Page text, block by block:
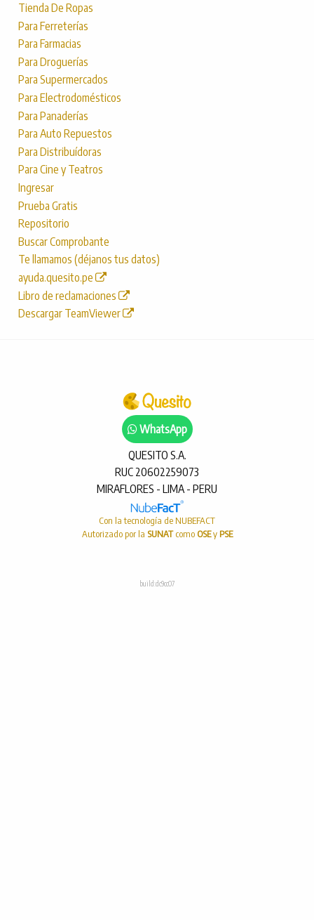
Tienda De Ropas
Para Ferreterías
Para Farmacias
Para Droguerías
Para Supermercados
Para Electrodomésticos
Para Panaderías
Para Auto Repuestos
Para Distribuídoras
Para Cine y Teatros
Ingresar
Prueba Gratis
Repositorio
Buscar Comprobante
Te llamamos (déjanos tus datos)
ayuda.quesito.pe
Libro de reclamaciones
Descargar TeamViewer
WhatsApp
QUESITO S.A.
RUC 20602259073
MIRAFLORES - LIMA - PERU
Con la tecnología de NUBEFACT
Autorizado por la SUNATcomo OSEyPSE
build:dc9cc07